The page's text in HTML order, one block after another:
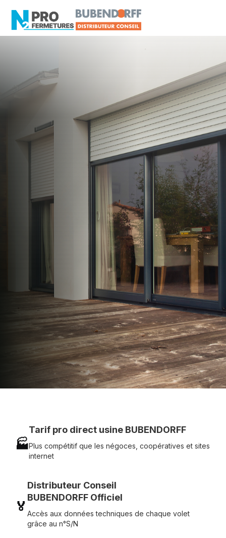
Tarif Pro & Assistance
BUBENDORFF
Sainte-Pazanne
Artisan, Menuisier, TPE ou PME proche de
Sainte-Pazanne ?
N2PRO Fermetures est votre référent Tarif Pro &
Assistance BUBENDORFF officiel pour vous
apporter : Tarifs directs usines sans minimum
d'achat - Assistance technique chantier et
service réactif avec simplicité.
07 83 35 69 17
MON DEVIS MOTEUR
Voir tous nos produits
🏭
Tarif pro direct usine BUBENDORFF
Plus compétitif que les négoces, coopératives et sites
internet
🏅
Distributeur Conseil
BUBENDORFF Officiel
Accès aux données techniques de chaque volet
grâce au n°S/N